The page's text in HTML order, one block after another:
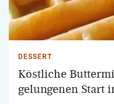
DESSERT
Köstliche
gelungenen Start